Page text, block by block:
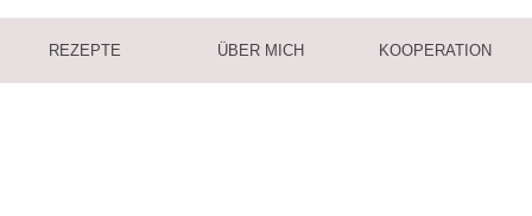
REZEPTE ÜBER MICH KOOPERATION